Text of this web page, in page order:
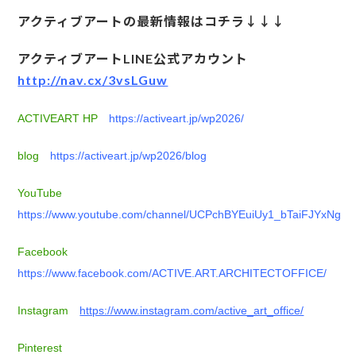
アクティブアートの最新情報はコチラ↓↓↓
アクティブアートLINE公式アカウント
http://nav.cx/3vsLGuw
ACTIVEART HP https://activeart.jp/wp2026/
blog https://activeart.jp/wp2026/blog
YouTube
https://www.youtube.com/channel/UCPchBYEuiUy1_bTaiFJYxNg
Facebook
https://www.facebook.com/ACTIVE.ART.ARCHITECTOFFICE/
Instagram https://www.instagram.com/active_art_office/
Pinterest